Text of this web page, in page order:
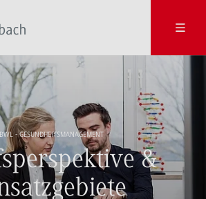
- GESUNDHEITSMANAGEMENT
&